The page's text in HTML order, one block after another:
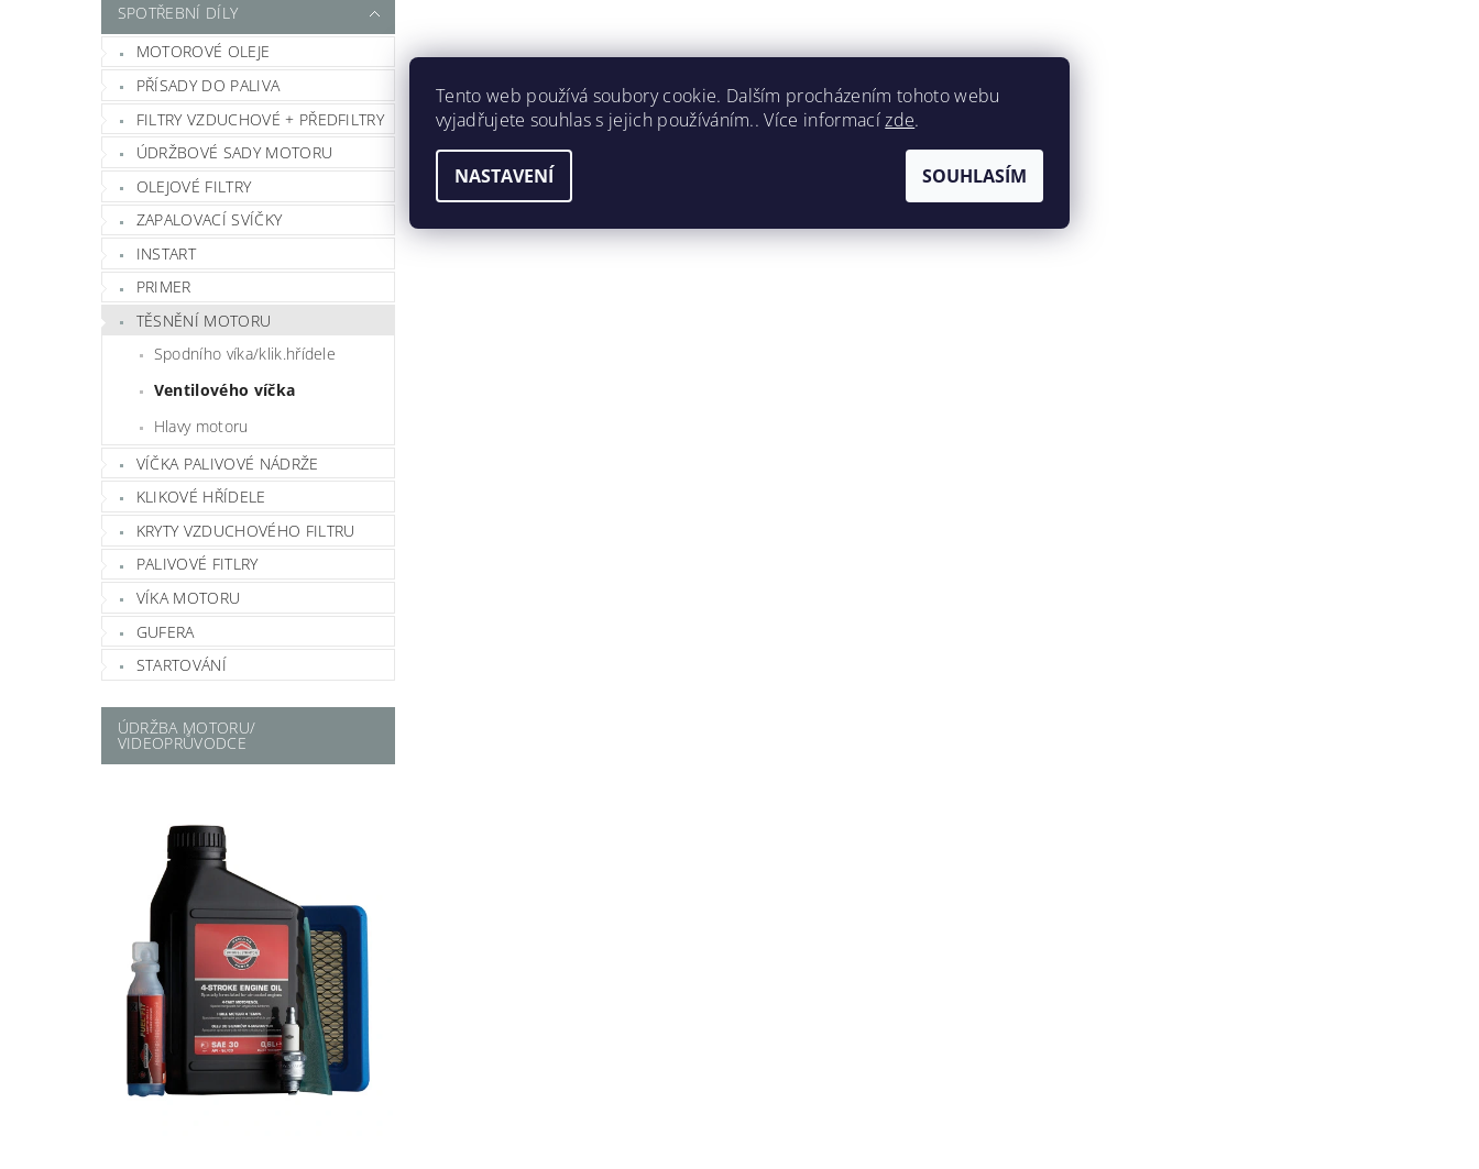
SPOTŘEBNÍ DÍLY
MOTOROVÉ OLEJE
PŘÍSADY DO PALIVA
FILTRY VZDUCHOVÉ + PŘEDFILTRY
ÚDRŽBOVÉ SADY MOTORU
OLEJOVÉ FILTRY
ZAPALOVACÍ SVÍČKY
INSTART
PRIMER
TĚSNĚNÍ MOTORU
Spodního víka/klik.hřídele
Ventilového víčka
Hlavy motoru
VÍČKA PALIVOVÉ NÁDRŽE
KLIKOVÉ HŘÍDELE
KRYTY VZDUCHOVÉHO FILTRU
PALIVOVÉ FITLRY
VÍKA MOTORU
GUFERA
STARTOVÁNÍ
ÚDRŽBA MOTORU/
VIDEOPRŮVODCE
Tento web používá soubory cookie. Dalším procházením tohoto webu
vyjadřujete souhlas s jejich používáním.. Více informacízde.
NASTAVENÍ SOUHLASÍM